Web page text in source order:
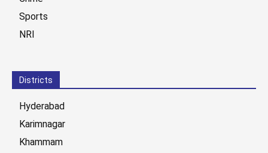
Sports
NRI
Districts
Hyderabad
Karimnagar
Khammam